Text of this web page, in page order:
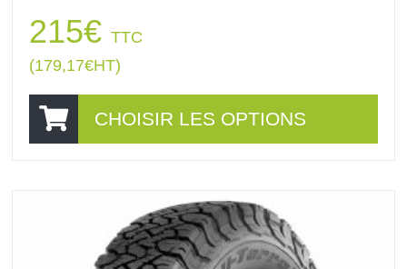
215€ TTC
(179,17€HT)
CHOISIR LES OPTIONS